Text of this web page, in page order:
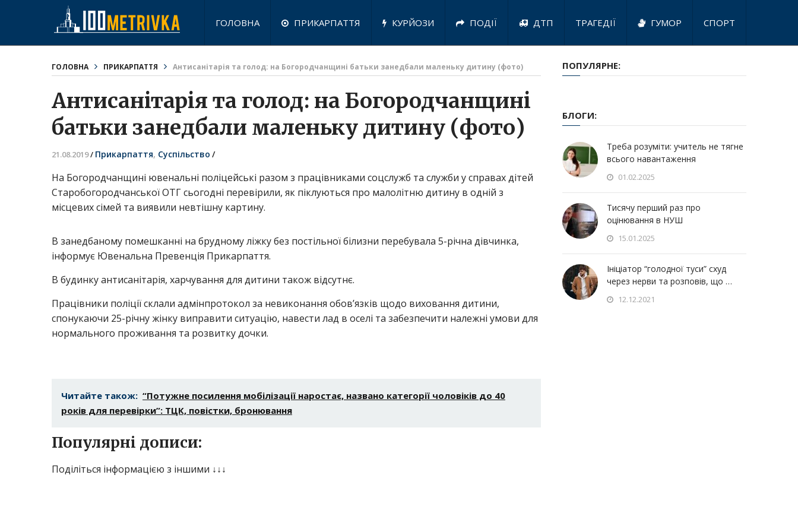
ГОЛОВНА ПРИКАРПАТТЯ КУРЙОЗИ ПОДІЇ ДТП ТРАГЕДІЇ ГУМОР СПОРТ
ГОЛОВНА ПРИКАРПАТТЯ Антисанітарія та голод: на Богородчанщині батьки занедбали маленьку дитину (фото)
Антисанітарія та голод: на Богородчанщині
батьки занедбали маленьку дитину (фото)
21.08.2019/ Прикарпаття, Суспільство /
На Богородчанщині ювенальні поліцейські разом з працівниками соцслужб та служби у справах дітей
Старобогородчанської ОТГ сьогодні перевірили, як піклуються про малолітню дитину в одній з
місцевих сімей та виявили невтішну картину.
В занедбаному помешканні на брудному ліжку без постільної білизни перебувала 5-річна дівчинка,
інформує Ювенальна Превенція Прикарпаття.
В будинку антисанітарія, харчування для дитини також відсутнє.
Працівники поліції склали адмінпротокол за невиконання обов’язків щодо виховання дитини,
спонукаючи 25-річну жінку виправити ситуацію, навести лад в оселі та забезпечити належні умови для
нормального проживання та розвитку дочки.
Читайте також: “Потужне посилення мобілізації наростає, названо категорії чоловіків до 40
років для перевірки”: ТЦК, повістки, бронювання
Популярні дописи:
Поділіться інформацією з іншими ↓↓↓
ПОПУЛЯРНЕ:
БЛОГИ:
Треба розуміти: учитель не тягне
всього навантаження
01.02.2025
Тисячу перший раз про
оцінювання в НУШ
15.01.2025
Ініціатор “голодної туси” схуд
через нерви та розповів, що …
12.12.2021